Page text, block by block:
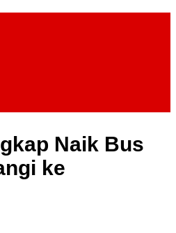
Naik Bus
ke